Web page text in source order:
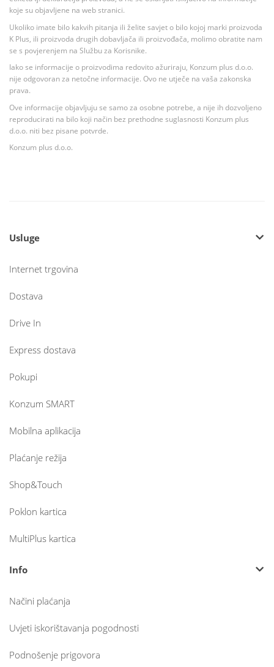
koje su objavljene na web stranici.
Ukoliko imate bilo kakvih pitanja ili želite savjet o bilo kojoj marki proizvoda
K Plus, ili proizvoda drugih dobavljača ili proizvođača, molimo obratite nam
se s povjerenjem na Službu za Korisnike.
Iako se informacije o proizvodima redovito ažuriraju, Konzum plus d.o.o.
nije odgovoran za netočne informacije. Ovo ne utječe na vaša zakonska
prava.
Ove informacije objavljuju se samo za osobne potrebe, a nije ih dozvoljeno
reproducirati na bilo koji način bez prethodne suglasnosti Konzum plus
d.o.o. niti bez pisane potvrde.
Konzum plus d.o.o.
Usluge
Internet trgovina
Dostava
Drive In
Express dostava
Pokupi
Konzum SMART
Mobilna aplikacija
Plaćanje režija
Shop&Touch
Poklon kartica
MultiPlus kartica
Info
Načini plaćanja
Uvjeti iskorištavanja pogodnosti
Podnošenje prigovora